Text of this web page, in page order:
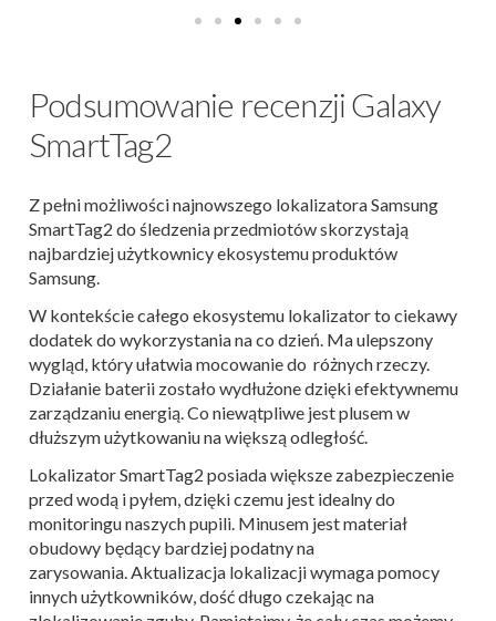
Podsumowanie recenzji Galaxy
SmartTag2
Z pełni możliwości najnowszego lokalizatora Samsung
SmartTag2 do śledzenia przedmiotów skorzystają
najbardziej użytkownicy ekosystemu produktów
Samsung.
W kontekście całego ekosystemu lokalizator to ciekawy
dodatek do wykorzystania na co dzień. Ma ulepszony
wygląd, który ułatwia mocowanie do różnych rzeczy.
Działanie baterii zostało wydłużone dzięki efektywnemu
zarządzaniu energią. Co niewątpliwe jest plusem w
dłuższym użytkowaniu na większą odległość.
Lokalizator SmartTag2 posiada większe zabezpieczenie
przed wodą i pyłem, dzięki czemu jest idealny do
monitoringu naszych pupili. Minusem jest materiał
obudowy będący bardziej podatny na
zarysowania.Aktualizacja lokalizacji wymaga pomocy
innych użytkowników, dość długo czekając na